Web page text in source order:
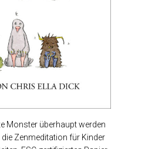
Monster überhaupt werden
Zenmeditation für Kinder